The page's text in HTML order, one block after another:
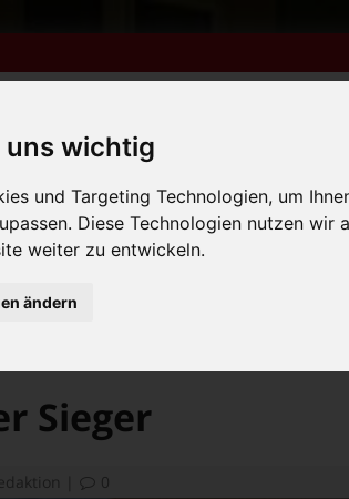
uns wichtig
und Targeting Technologien, um
Diese Technologien nutzen
weiter zu entwickeln.
ändern
Veranstaltungskalender
Biertage vom 6. bis 9. August +++
und Jazzfestival vom 31.7. bis 9.8. +++
Sieger
0